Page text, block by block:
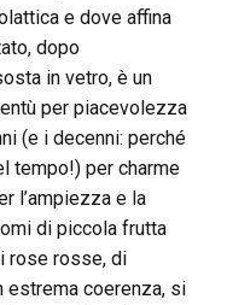
e dove affina
dopo
in vetro, è un
per piacevolezza
(e i decenni: perché
tempo!) per charme
l’ampiezza e la
di piccola frutta
rose rosse, di
estrema coerenza, si